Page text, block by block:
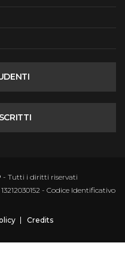
- Tutti i diritti riservati
- Codice Identificativo
Credits